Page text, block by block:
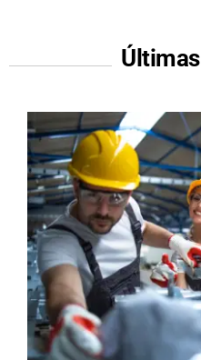
Últimas